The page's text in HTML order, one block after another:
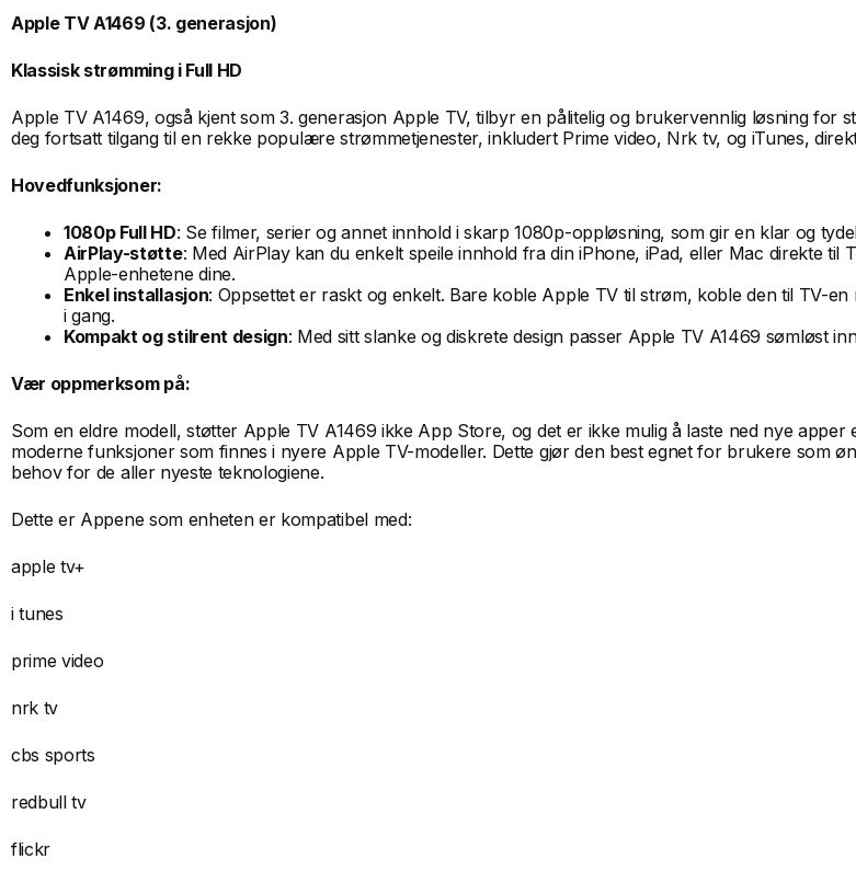
Apple TV A1469 (3. generasjon)
Klassisk strømming i Full HD
Apple TV A1469, også kjent som 3. generasjon Apple TV, tilbyr en pålitelig og brukervennlig løsning for
deg fortsatt tilgang til en rekke populære strømmetjenester, inkludert Prime video, Nrk tv, og iTunes,
Hovedfunksjoner:
1080p Full HD: Se filmer, serier og annet innhold i skarp 1080p-oppløsning, som gir en klar og
AirPlay-støtte: Med AirPlay kan du enkelt speile innhold fra din iPhone, iPad, eller Mac direkte
Apple-enhetene dine.
Enkel installasjon: Oppsettet er raskt og enkelt. Bare koble Apple TV til strøm, koble den til TV-
i gang.
Kompakt og stilrent design: Med sitt slanke og diskrete design passer Apple TV A1469 sømløst
Vær oppmerksom på:
Som en eldre modell, støtter Apple TV A1469 ikke App Store, og det er ikke mulig å laste ned nye
moderne funksjoner som finnes i nyere Apple TV-modeller. Dette gjør den best egnet for brukere som
behov for de aller nyeste teknologiene.
Dette er Appene som enheten er kompatibel med:
apple tv+
i tunes
prime video
nrk tv
cbs sports
redbull tv
flickr